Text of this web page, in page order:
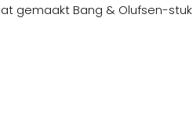
gemaakt Bang & Olufsen-